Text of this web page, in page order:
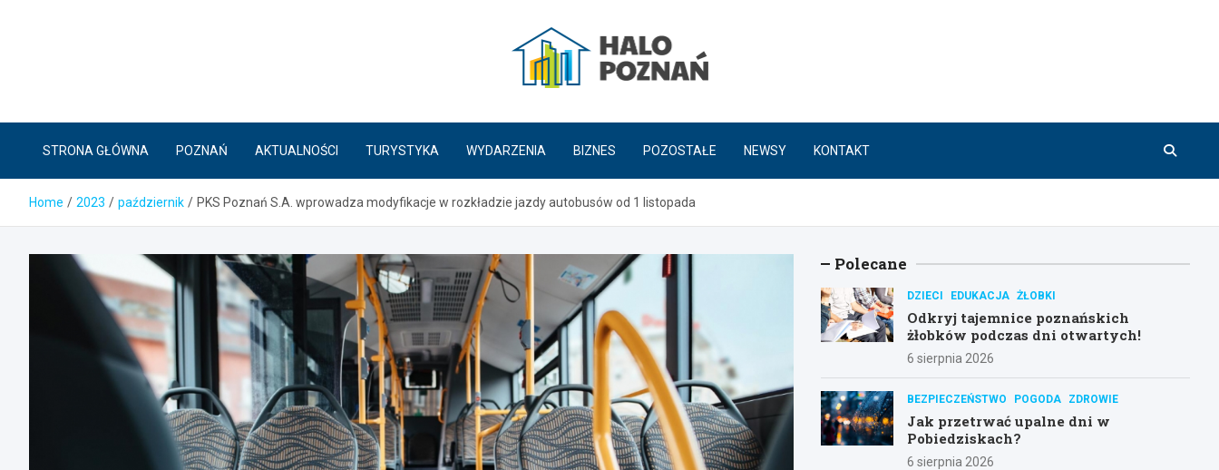
HaloPoznań.pl
STRONA GŁÓWNA POZNAŃ AKTUALNOŚCI TURYSTYKA WYDARZENIA BIZNES POZOSTAŁE NEWSY KONTAKT
Home 2023 październik PKS Poznań S.A. wprowadza modyfikacje w rozkładzie jazdy autobusów od 1 listopada
Polecane
DZIECI EDUKACJA ŻŁOBKI
Odkryj tajemnice poznańskich
żłobków podczas dni otwartych!
6 sierpnia 2026
BEZPIECZEŃSTWO POGODA ZDROWIE
Jak przetrwać upalne dni w
Pobiedziskach?
6 sierpnia 2026